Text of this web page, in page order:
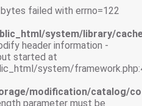
failed with errno=122
system/library/
header information -
started at
system/
modification/catalog/
parameter must be